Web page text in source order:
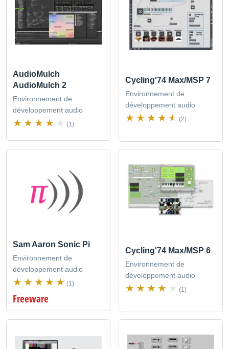
AudioMulch
AudioMulch 2
Environnement de
développement audio
(1)
Cycling'74 Max/MSP 7
Environnement de
développement audio
(2)
Sam Aaron Sonic Pi
Environnement de
développement audio
(1)
Freeware
Cycling'74 Max/MSP 6
Environnement de
développement audio
(1)